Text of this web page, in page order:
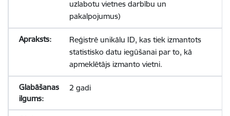
uzlabotu vietnes darbību un
pakalpojumus)
Reģistrē unikālu ID, kas tiek izmantots
statistisko datu iegūšanai par to, kā
apmeklētājs izmanto vietni.
2 gadi